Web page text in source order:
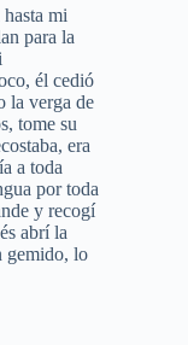
mi
para la
él cedió
la verga de
tome su
era
a toda
por toda
y recogí
abrí la
gemido, lo